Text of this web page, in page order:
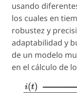
usando
los cuales en
robustez y
adaptabilidad y
de un modelo
en el cálculo de